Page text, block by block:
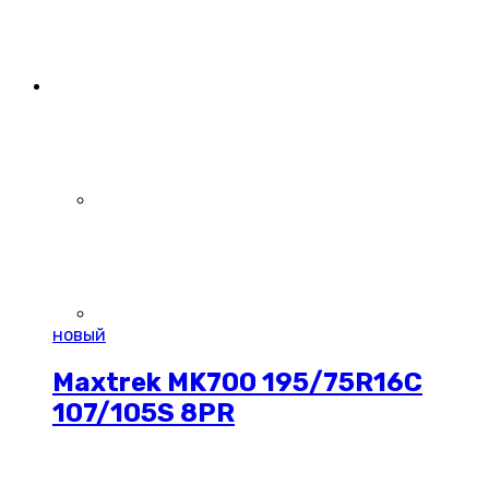
новый
Maxtrek MK700 195/75R16C
107/105S 8PR